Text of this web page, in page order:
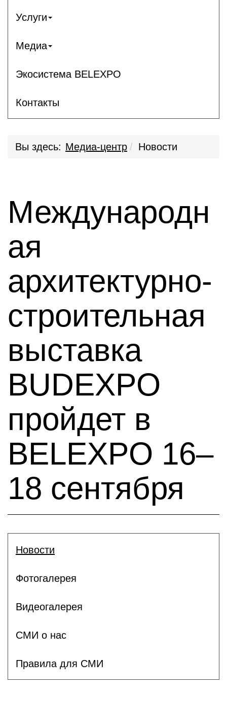
Услуги
Медиа
Экосистема BELEXPO
Контакты
Вы здесь: Медиа-центр Новости
Международн
ая
архитектурно-
строительная
выставка
BUDEXPO
пройдет в
BELEXPO 16–
18 сентября
Новости
Фотогалерея
Видеогалерея
СМИ о нас
Правила для СМИ